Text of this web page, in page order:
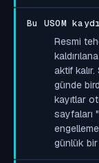
Bu USOM
Resmi
aktif
günde
kayıtlar
sayfaları
günlük